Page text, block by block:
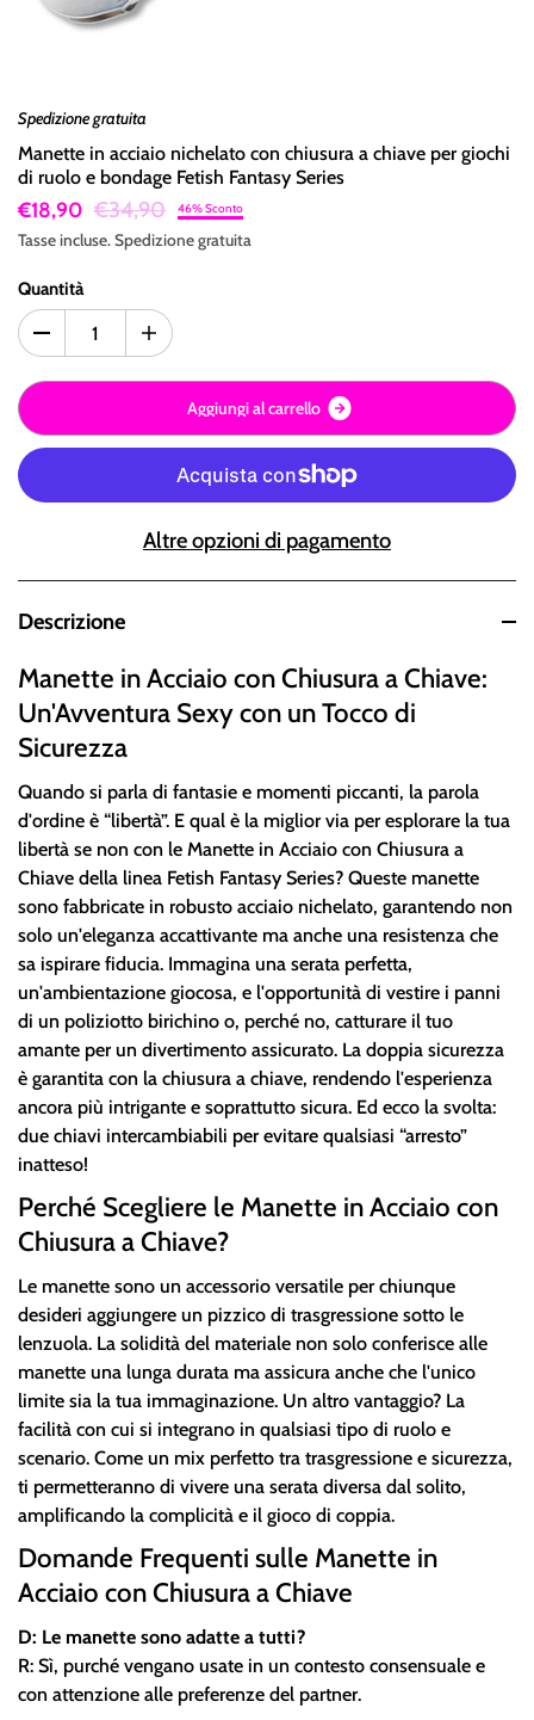
Spedizione gratuita
Manette in acciaio nichelato con chiusura a chiave per giochi
di ruolo e bondage Fetish Fantasy Series
€18,90 €34,90 46% Sconto
Tasse incluse.Spedizionegratuita
Quantità
Aggiungialcarrello
Altre opzioni di pagamento
Descrizione
Manette in Acciaio con Chiusura a Chiave:
Un'Avventura Sexy con un Tocco di
Sicurezza
Quando si parla di fantasie e momenti piccanti, la parola
d'ordine è “libertà”. E qual è la miglior via per esplorare la tua
libertà se non con le Manette in Acciaio con Chiusura a
Chiave della linea Fetish Fantasy Series? Queste manette
sono fabbricate in robusto acciaio nichelato, garantendo non
solo un'eleganza accattivante ma anche una resistenza che
sa ispirare fiducia. Immagina una serata perfetta,
un'ambientazione giocosa, e l'opportunità di vestire i panni
di un poliziotto birichino o, perché no, catturare il tuo
amante per un divertimento assicurato. La doppia sicurezza
è garantita con la chiusura a chiave, rendendo l'esperienza
ancora più intrigante e soprattutto sicura. Ed ecco la svolta:
due chiavi intercambiabili per evitare qualsiasi “arresto”
inatteso!
Perché Scegliere le Manette in Acciaio con
Chiusura a Chiave?
Le manette sono un accessorio versatile per chiunque
desideri aggiungere un pizzico di trasgressione sotto le
lenzuola. La solidità del materiale non solo conferisce alle
manette una lunga durata ma assicura anche che l'unico
limite sia la tua immaginazione. Un altro vantaggio? La
facilità con cui si integrano in qualsiasi tipo di ruolo e
scenario. Come un mix perfetto tra trasgressione e sicurezza,
ti permetteranno di vivere una serata diversa dal solito,
amplificando la complicità e il gioco di coppia.
Domande Frequenti sulle Manette in
Acciaio con Chiusura a Chiave
D: Le manette sono adatte a tutti?
R: Sì, purché vengano usate in un contesto consensuale e
con attenzione alle preferenze del partner.